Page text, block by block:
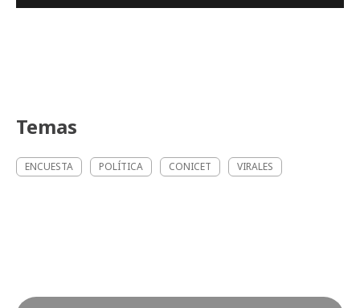
Temas
ENCUESTA POLÍTICA CONICET VIRALES